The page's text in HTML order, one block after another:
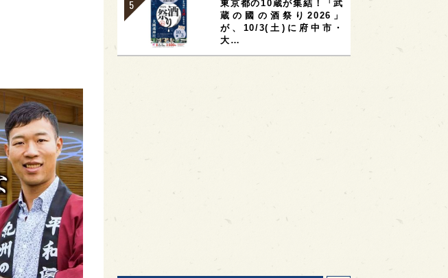
東京都の10蔵が集結！「武
蔵の國の酒祭り2026」
が、10/3(土)に府中市・
大…